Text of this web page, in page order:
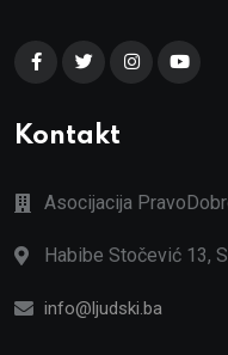
Kontakt
Asocijacija
Habibe Stočević 13,
info@ljudski.ba